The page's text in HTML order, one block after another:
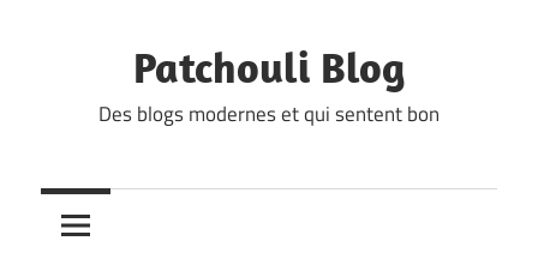
Patchouli Blog
Des blogs modernes et qui sentent bon